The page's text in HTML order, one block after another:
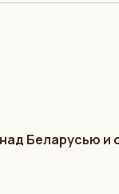
Беларусью